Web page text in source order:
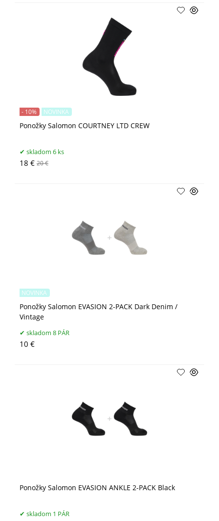
Ponožky Salomon COURTNEY LTD CREW
- 10% NOVINKA
skladom 6 ks
18 € 20 €
Ponožky Salomon EVASION 2-PACK Dark Denim /
Vintage
NOVINKA
skladom 8 PÁR
10 €
Ponožky Salomon EVASION ANKLE 2-PACK Black
skladom 1 PÁR